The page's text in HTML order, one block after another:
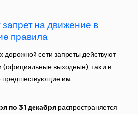
запрет на движение в
правила
дорожной сети запреты действуют
(официальные выходные), так и в
предшествующие им.
по 31 декабря распространяется